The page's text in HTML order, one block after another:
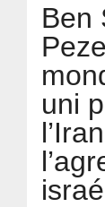
Ben
uni